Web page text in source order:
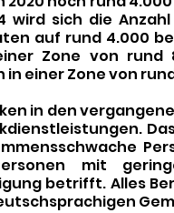
wird sich die
auf rund 4.000
Zone von rund
einer Zone von rund
in den
mit
betrifft. Alles